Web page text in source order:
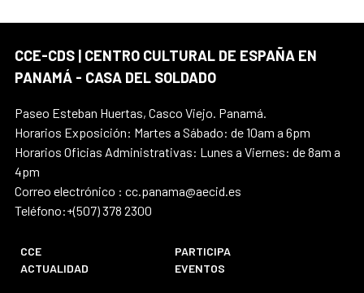
CCE-CDS | CENTRO CULTURAL DE ESPAÑA EN
PANAMÁ - CASA DEL SOLDADO
Paseo Esteban Huertas, Casco Viejo. Panamá.
Horarios Exposición: Martes a Sábado: de 10am a 6pm
Horarios Oficias Administrativas: Lunes a Viernes: de 8am a
4pm
Correo electrónico : cc.panama@aecid.es
Teléfono:+(507) 378 2300
CCE
PARTICIPA
ACTUALIDAD
EVENTOS